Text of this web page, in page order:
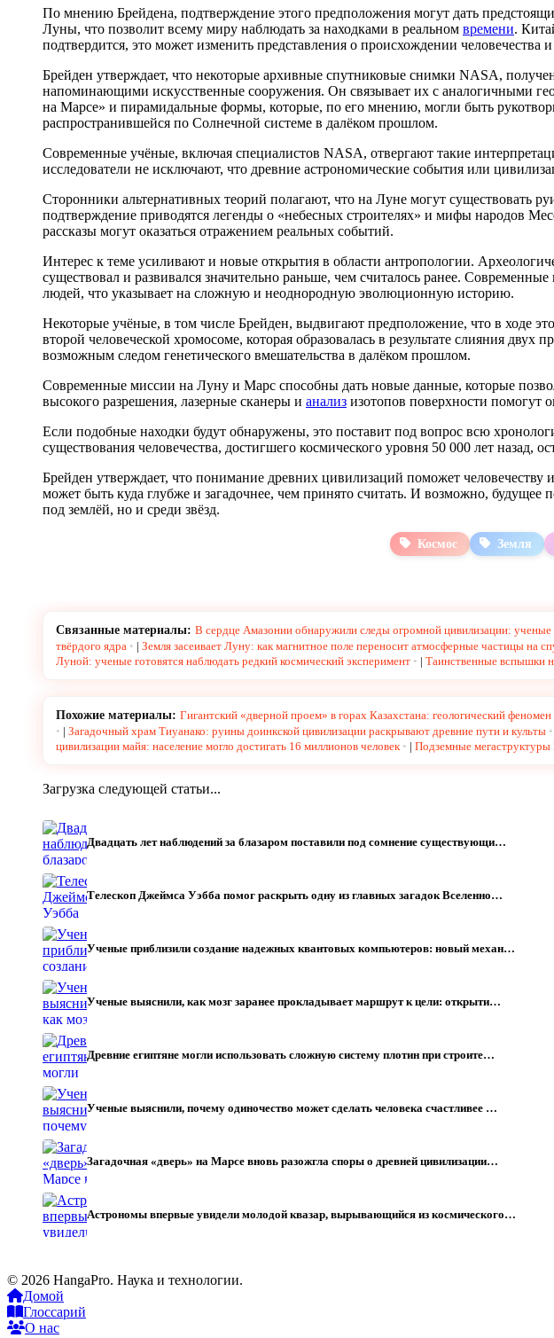
По мнению Брейдена, подтверждение этого предположения могут дать
Луны, что позволит всему миру наблюдать за находками в реальном времени.
подтвердится, это может изменить представления о происхождении человечества
Брейден утверждает, что некоторые архивные спутниковые снимки NASA,
напоминающими искусственные сооружения. Он связывает их с аналогичными
на Марсе» и пирамидальные формы, которые, по его мнению, могли быть
распространившейся по Солнечной системе в далёком прошлом.
Современные учёные, включая специалистов NASA, отвергают такие
исследователи не исключают, что древние астрономические события или
Сторонники альтернативных теорий полагают, что на Луне могут существовать
подтверждение приводятся легенды о «небесных строителях» и мифы народов
рассказы могут оказаться отражением реальных событий.
Интерес к теме усиливают и новые открытия в области антропологии.
существовал и развивался значительно раньше, чем считалось ранее.
людей, что указывает на сложную и неоднородную эволюционную историю.
Некоторые учёные, в том числе Брейден, выдвигают предположение, что в ходе
второй человеческой хромосоме, которая образовалась в результате слияния
возможным следом генетического вмешательства в далёком прошлом.
Современные миссии на Луну и Марс способны дать новые данные, которые
высокого разрешения, лазерные сканеры и анализ изотопов поверхности помогут
Если подобные находки будут обнаружены, это поставит под вопрос всю
существования человечества, достигшего космического уровня 50 000 лет назад,
Брейден утверждает, что понимание древних цивилизаций поможет
может быть куда глубже и загадочнее, чем принято считать. И возможно, будущее
под землёй, но и среди звёзд.
Космос Земля
Связанные материалы: В сердце Амазонии обнаружили следы огромной цивилизации:
твёрдого ядра
| Земля засеивает Луну: как магнитное поле переносит атмосферные частицы на
Луной: ученые готовятся наблюдать редкий космический эксперимент
| Таинственные вспышки
Похожие материалы: Гигантский «дверной проем» в горах Казахстана: геологический
| Загадочный храм Тиуанако: руины доинкской цивилизации раскрывают древние пути и культы
цивилизации майя: население могло достигать 16 миллионов человек
| Подземные
Загрузка следующей статьи...
Двадцать лет наблюдений за блазаром поставили под сомнение существующи…
Телескоп Джеймса Уэбба помог раскрыть одну из главных загадок Вселенно…
Ученые приблизили создание надежных квантовых компьютеров: новый механ…
Ученые выяснили, как мозг заранее прокладывает маршрут к цели: открыти…
Древние египтяне могли использовать сложную систему плотин при строите…
Ученые выяснили, почему одиночество может сделать человека счастливее …
Загадочная «дверь» на Марсе вновь разожгла споры о древней цивилизации…
Астрономы впервые увидели молодой квазар, вырывающийся из космического…
© 2026 HangaPro. Наука и технологии.
Домой
Глоссарий
О нас